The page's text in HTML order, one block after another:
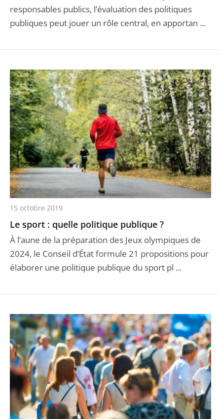
responsables publics, l’évaluation des politiques
publiques peut jouer un rôle central, en apportan ...
Le sport : quelle politique publique ?
À l’aune de la préparation des Jeux olympiques de
2024, le Conseil d’État formule 21 propositions pour
élaborer une politique publique du sport pl ...
15 octobre 2019